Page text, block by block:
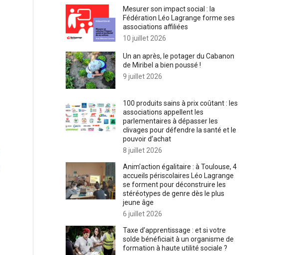
Mesurer son impact social : la
Fédération Léo Lagrange forme ses
associations affiliées
10 juillet 2026
Un an après, le potager du Cabanon
de Miribel a bien poussé !
9 juillet 2026
100 produits sains à prix coûtant : les
associations appellent les
parlementaires à dépasser les
clivages pour défendre la santé et le
pouvoir d’achat
8 juillet 2026
Anim’action égalitaire : à Toulouse, 4
accueils périscolaires Léo Lagrange
se forment pour déconstruire les
stéréotypes de genre dès le plus
jeune âge
6 juillet 2026
Taxe d’apprentissage : et si votre
solde bénéficiait à un organisme de
formation à haute utilité sociale ?